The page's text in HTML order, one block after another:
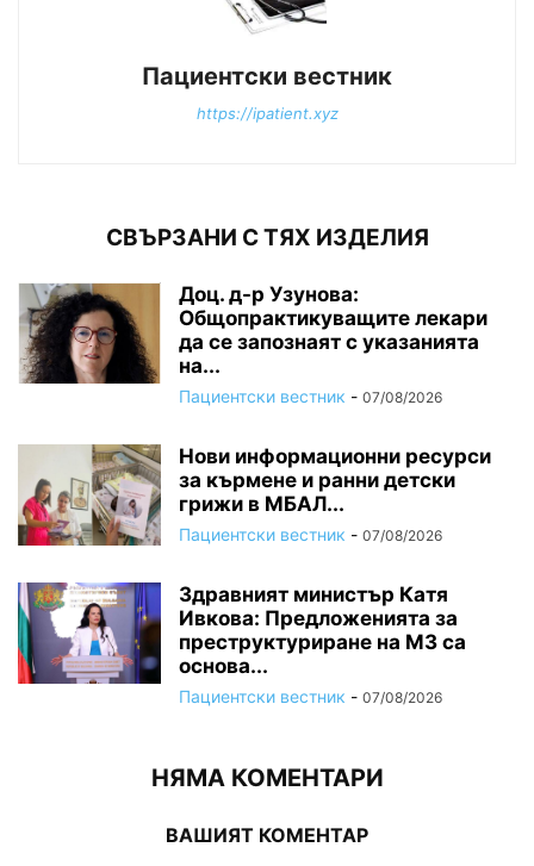
Пациентски вестник
https://ipatient.xyz
СВЪРЗАНИ С ТЯХ ИЗДЕЛИЯ
Доц. д-р Узунова:
Общопрактикуващите лекари
да се запознаят с указанията
на...
Пациентски вестник - 07/08/2026
Нови информационни ресурси
за кърмене и ранни детски
грижи в МБАЛ...
Пациентски вестник - 07/08/2026
Здравният министър Катя
Ивкова: Предложенията за
преструктуриране на МЗ са
основа...
Пациентски вестник - 07/08/2026
НЯМА КОМЕНТАРИ
ВАШИЯТ КОМЕНТАР